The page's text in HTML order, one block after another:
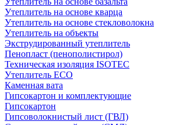
Утеплитель на основе кварца
Утеплитель на основе стекловолокна
Утеплитель на объекты
Экструдированный утеплитель
Пенопласт (пенополистирол)
Техническая изоляция ISOTEC
Утеплитель ECO
Каменная вата
Гипсокартон и комплектующие
Гипсокартон
Гипсоволокнистый лист (ГВЛ)